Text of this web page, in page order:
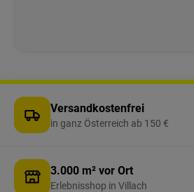
Versandkostenfrei
in ganz Österreich ab 150 €
3.000 m² vor Ort
Erlebnisshop in Villach